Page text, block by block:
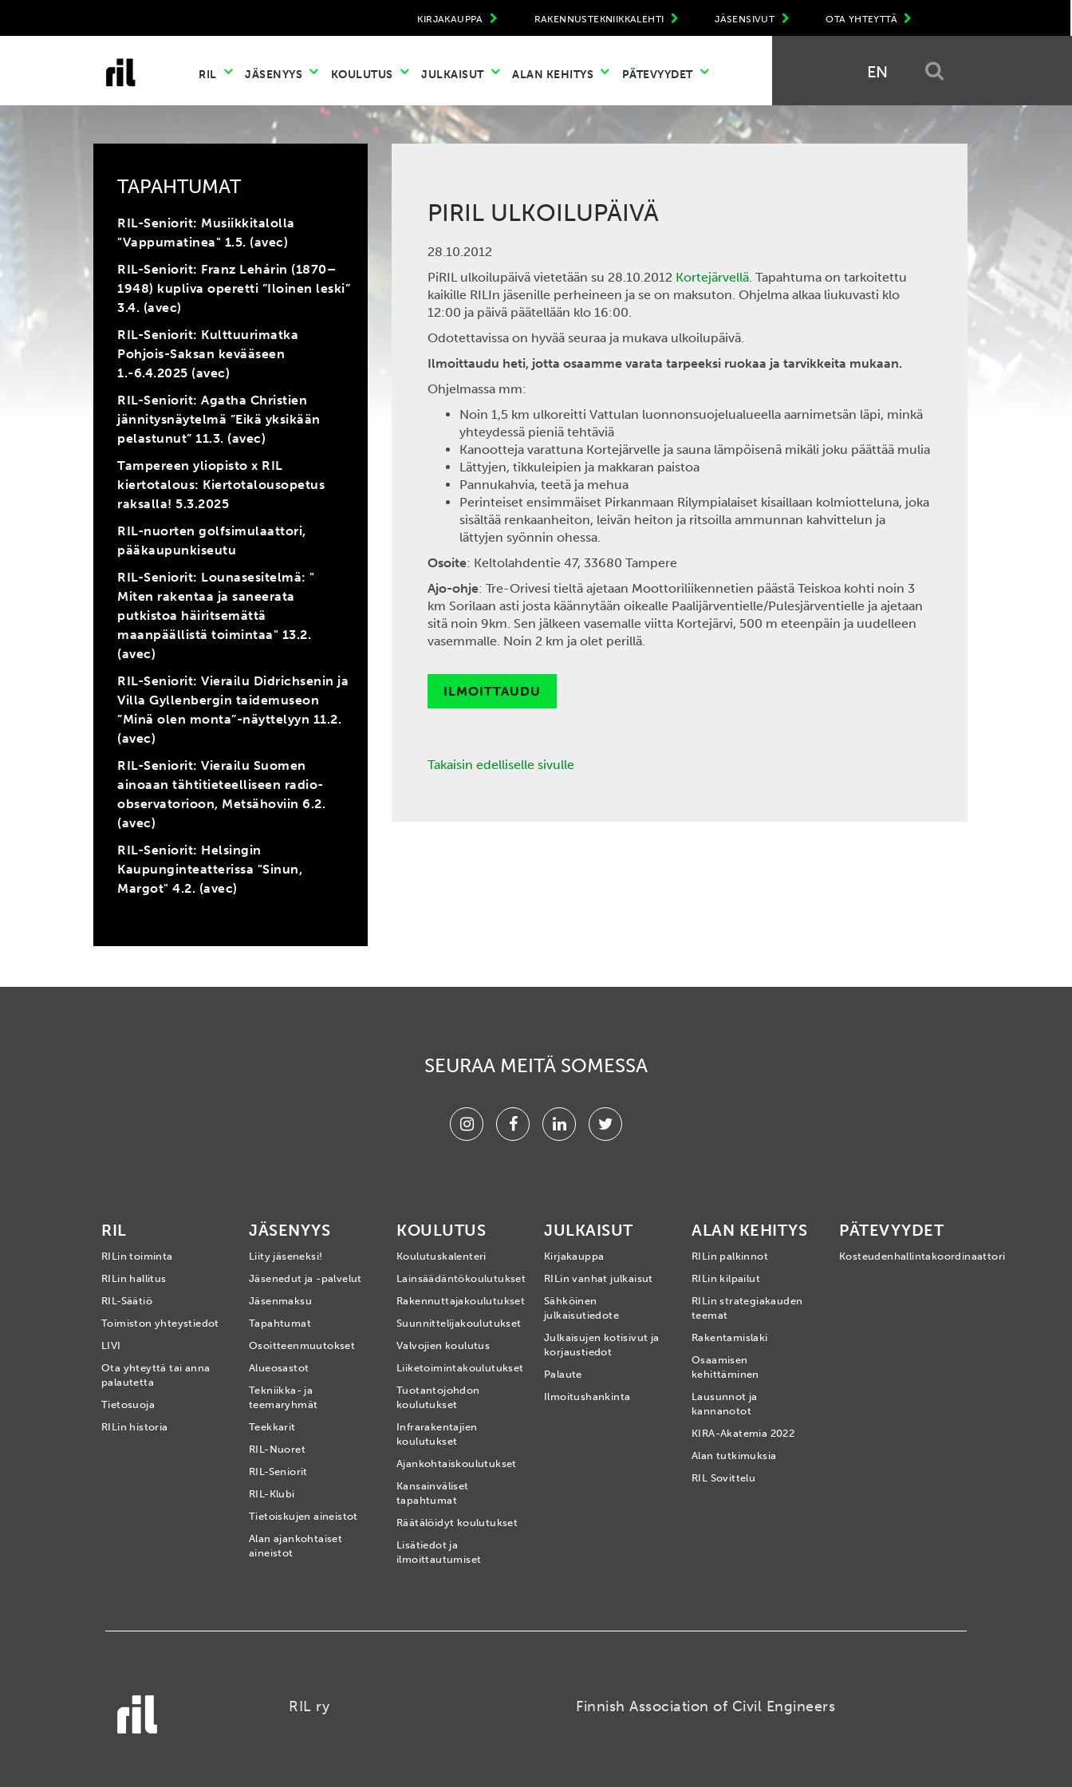
OTA YHTEYTTÄ
JÄSENSIVUT
RAKENNUSTEKNIIKKALEHTI
KIRJAKAUPPA
RIL JÄSENYYS KOULUTUS JULKAISUT ALAN KEHITYS PÄTEVYYDET EN
TAPAHTUMAT
RIL-Seniorit: Musiikkitalolla
"Vappumatinea" 1.5. (avec)
RIL-Seniorit: Franz Lehárin (1870–
1948) kupliva operetti ”Iloinen leski”
3.4. (avec)
RIL-Seniorit: Kulttuurimatka
Pohjois-Saksan kevääseen
1.-6.4.2025 (avec)
RIL-Seniorit: Agatha Christien
jännitysnäytelmä ”Eikä yksikään
pelastunut” 11.3. (avec)
Tampereen yliopisto x RIL
kiertotalous: Kiertotalousopetus
raksalla! 5.3.2025
RIL-nuorten golfsimulaattori,
pääkaupunkiseutu
RIL-Seniorit: Lounasesitelmä: "
Miten rakentaa ja saneerata
putkistoa häiritsemättä
maanpäällistä toimintaa" 13.2.
(avec)
RIL-Seniorit: Vierailu Didrichsenin ja
Villa Gyllenbergin taidemuseon
”Minä olen monta”-näyttelyyn 11.2.
(avec)
RIL-Seniorit: Vierailu Suomen
ainoaan tähtitieteelliseen radio-
observatorioon, Metsähoviin 6.2.
(avec)
RIL-Seniorit: Helsingin
Kaupunginteatterissa "Sinun,
Margot" 4.2. (avec)
PIRIL ULKOILUPÄIVÄ
28.10.2012
PiRIL ulkoilupäivä vietetään su 28.10.2012 Kortejärvellä. Tapahtuma on tarkoitettu
kaikille RILIn jäsenille perheineen ja se on maksuton. Ohjelma alkaa liukuvasti klo
12:00 ja päivä päätellään klo 16:00.
Odotettavissa on hyvää seuraa ja mukava ulkoilupäivä.
Ilmoittaudu heti, jotta osaamme varata tarpeeksi ruokaa ja tarvikkeita mukaan.
Ohjelmassa mm:
Noin 1,5 km ulkoreitti Vattulan luonnonsuojelualueella aarnimetsän läpi, minkä
yhteydessä pieniä tehtäviä
Kanootteja varattuna Kortejärvelle ja sauna lämpöisenä mikäli joku päättää mulia
Lättyjen, tikkuleipien ja makkaran paistoa
Pannukahvia, teetä ja mehua
Perinteiset ensimmäiset Pirkanmaan Rilympialaiset kisaillaan kolmiotteluna, joka
sisältää renkaanheiton, leivän heiton ja ritsoilla ammunnan kahvittelun ja
lättyjen syönnin ohessa.
Osoite: Keltolahdentie 47, 33680 Tampere
Ajo-ohje: Tre-Orivesi tieltä ajetaan Moottoriliikennetien päästä Teiskoa kohti noin 3
km Sorilaan asti josta käännytään oikealle Paalijärventielle/Pulesjärventielle ja ajetaan
sitä noin 9km. Sen jälkeen vasemalle viitta Kortejärvi, 500 m eteenpäin ja uudelleen
vasemmalle. Noin 2 km ja olet perillä.
ILMOITTAUDU
Takaisin edelliselle sivulle
SEURAA MEITÄ SOMESSA
InstagramFacebookLinkedinTwitter
RIL
RILin toiminta
RILin hallitus
RIL-Säätiö
Toimiston yhteystiedot
LIVI
Ota yhteyttä tai anna
palautetta
Tietosuoja
RILin historia
JÄSENYYS
Liity jäseneksi!
Jäsenedut ja -palvelut
Jäsenmaksu
Tapahtumat
Osoitteenmuutokset
Alueosastot
Tekniikka- ja
teemaryhmät
Teekkarit
RIL-Nuoret
RIL-Seniorit
RIL-Klubi
Tietoiskujen aineistot
Alan ajankohtaiset
aineistot
KOULUTUS
Koulutuskalenteri
Lainsäädäntökoulutukset
Rakennuttajakoulutukset
Suunnittelijakoulutukset
Valvojien koulutus
Liiketoimintakoulutukset
Tuotantojohdon
koulutukset
Infrarakentajien
koulutukset
Ajankohtaiskoulutukset
Kansainväliset
tapahtumat
Räätälöidyt koulutukset
Lisätiedot ja
ilmoittautumiset
JULKAISUT
Kirjakauppa
RILin vanhat julkaisut
Sähköinen
julkaisutiedote
Julkaisujen kotisivut ja
korjaustiedot
Palaute
Ilmoitushankinta
ALAN KEHITYS
RILin palkinnot
RILin kilpailut
RILin strategiakauden
teemat
Rakentamislaki
Osaamisen
kehittäminen
Lausunnot ja
kannanotot
KIRA-Akatemia 2022
Alan tutkimuksia
RIL Sovittelu
PÄTEVYYDET
Kosteudenhallintakoordinaattori
RIL ry Finnish Association of Civil Engineers